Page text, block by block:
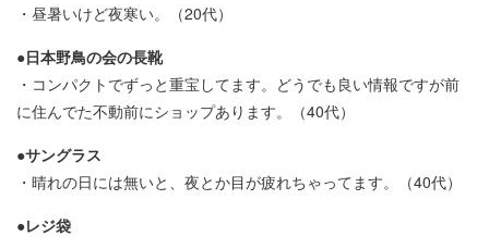
・昼暑いけど夜寒い。（20代）
●日本野鳥の会の長靴
・コンパクトでずっと重宝してます。どうでも良い情報ですが前
に住んでた不動前にショップあります。（40代）
●サングラス
・晴れの日には無いと、夜とか目が疲れちゃってます。（40代）
●レジ袋